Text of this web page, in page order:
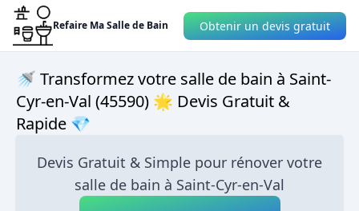
Refaire Ma Salle de Bain Obtenir un devis gratuit
🚿 Transformez votre salle de bain à Saint-
Cyr-en-Val (45590) 🌟 Devis Gratuit &
Rapide 💎
Devis Gratuit & Simple pour rénover votre
salle de bain à Saint-Cyr-en-Val